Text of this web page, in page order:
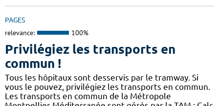
PAGES
relevance: 100%
Privilégiez les transports en
commun !
Tous les hôpitaux sont desservis par le tramway. Si
vous le pouvez, privilégiez les transports en commun.
Les transports en commun de la Métropole